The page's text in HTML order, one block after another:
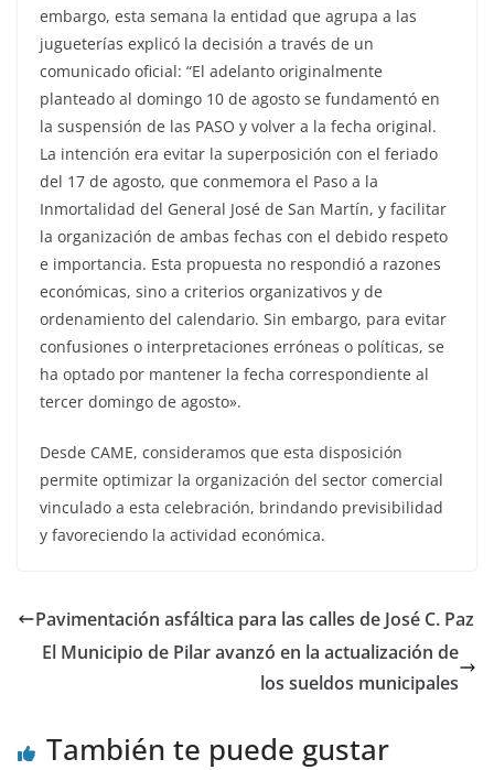
embargo, esta semana la entidad que agrupa a las
jugueterías explicó la decisión a través de un
comunicado oficial: “El adelanto originalmente
planteado al domingo 10 de agosto se fundamentó en
la suspensión de las PASO y volver a la fecha original.
La intención era evitar la superposición con el feriado
del 17 de agosto, que conmemora el Paso a la
Inmortalidad del General José de San Martín, y facilitar
la organización de ambas fechas con el debido respeto
e importancia. Esta propuesta no respondió a razones
económicas, sino a criterios organizativos y de
ordenamiento del calendario. Sin embargo, para evitar
confusiones o interpretaciones erróneas o políticas, se
ha optado por mantener la fecha correspondiente al
tercer domingo de agosto».
Desde CAME, consideramos que esta disposición
permite optimizar la organización del sector comercial
vinculado a esta celebración, brindando previsibilidad
y favoreciendo la actividad económica.
Pavimentación asfáltica para las calles de José C. Paz
El Municipio de Pilar avanzó en la actualización de
los sueldos municipales
También te puede gustar